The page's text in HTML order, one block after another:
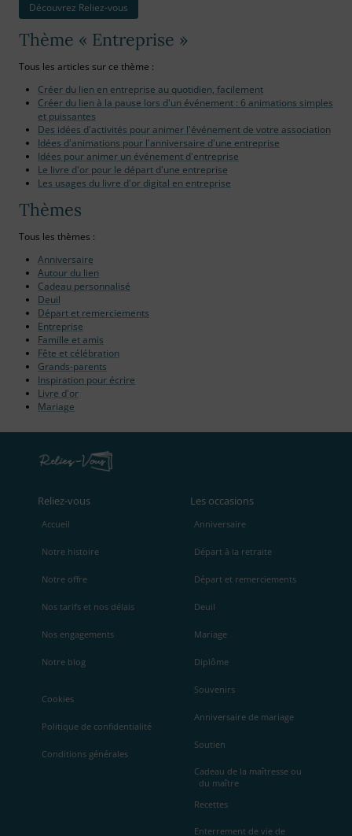
Découvrez Reliez‑vous
Thème « Entreprise »
Tous les articles sur ce thème :
Créer du lien en entreprise au quotidien, facilement
Créer du lien à la pause lors d'un événement : 6 animations simples
et puissantes
Des idées d'activités pour animer l'événement de votre association
Idées d'animations pour l'anniversaire d'une entreprise
Idées pour animer un événement d'entreprise
Le livre d'or pour le départ d'une entreprise
Les usages du livre d'or digital en entreprise
Thèmes
Tous les thèmes :
Anniversaire
Autour du lien
Cadeau personnalisé
Deuil
Départ et remerciements
Entreprise
Famille et amis
Fête et célébration
Grands-parents
Inspiration pour écrire
Livre d'or
Mariage
Reliez‑vous
Accueil
Notre histoire
Notre offre
Nos tarifs et nos délais
Nos engagements
Notre blog
Cookies
Politique de confidentialité
Conditions générales
Les occasions
Anniversaire
Départ à la retraite
Départ et remerciements
Deuil
Mariage
Diplôme
Souvenirs
Anniversaire de mariage
Soutien
Cadeau de la maîtresse ou
du maître
Recettes
Enterrement de vie de